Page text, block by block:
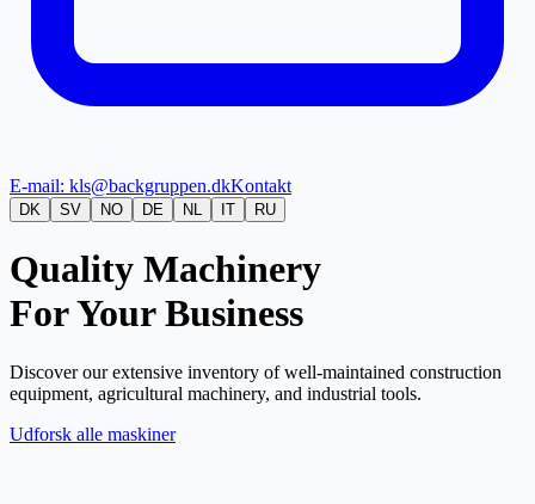
E-mail: kls@backgruppen.dkKontakt
DK SV NO DE NL IT RU
Quality Machinery
For Your Business
Discover our extensive inventory of well-maintained construction
equipment, agricultural machinery, and industrial tools.
Udforsk alle maskiner